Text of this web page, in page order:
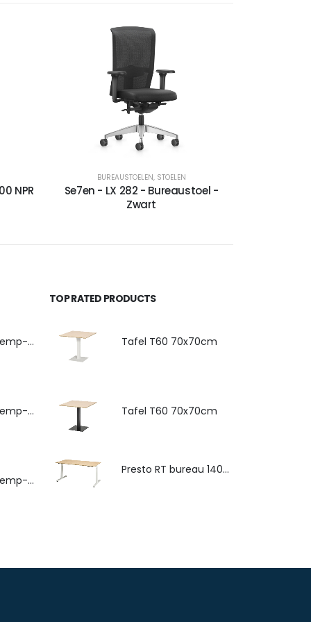
NPR
BUREAUSTOELEN, STOELEN
Se7en - LX 282 - Bureaustoel -
Zwart
4-poots stoel Hemp-Fine met armlegger
4-poots stoel Hemp-Fine met zitkussen
4-poots stoel Hemp-Fine met armlegger
TOP RATED PRODUCTS
Tafel T60 70x70cm
Tafel T60 70x70cm
Presto RT bureau 140x80cm